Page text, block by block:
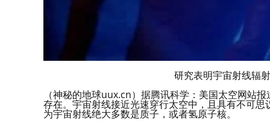
研究表明宇宙射线辐
（神秘的地球uux.cn）据腾讯科学：美国太空网站
存在。宇宙射线接近光速穿行太空中，且具有不可
为宇宙射线绝大多数是质子，或者氢原子核。